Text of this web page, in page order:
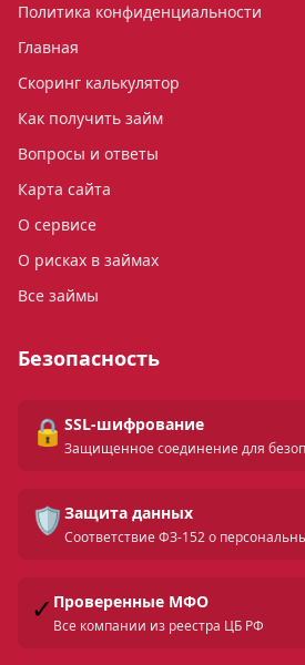
Политика конфиденциальности
Главная
Скоринг калькулятор
Как получить займ
Вопросы и ответы
Карта сайта
О сервисе
О рисках в займах
Все займы
Безопасность
🔒 SSL-шифрование
Защищенное соединение для
🛡️ Защита данных
Соответствие ФЗ-152 о
✓ Проверенные МФО
Все компании из реестра ЦБ РФ